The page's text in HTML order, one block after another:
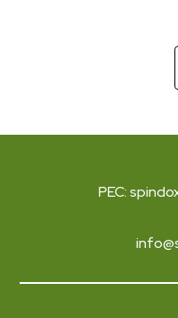
PEC: